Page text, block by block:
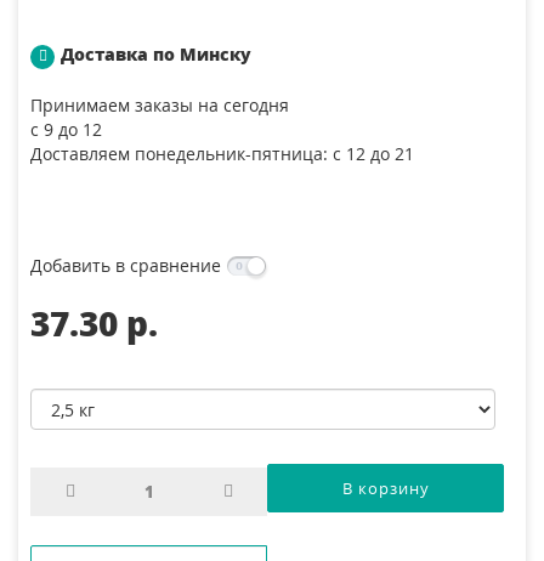
Доставка по Минску
Принимаем заказы на сегодня
с 9 до 12
Доставляем понедельник-пятница: с 12 до 21
Добавить в сравнение
37.30 p.